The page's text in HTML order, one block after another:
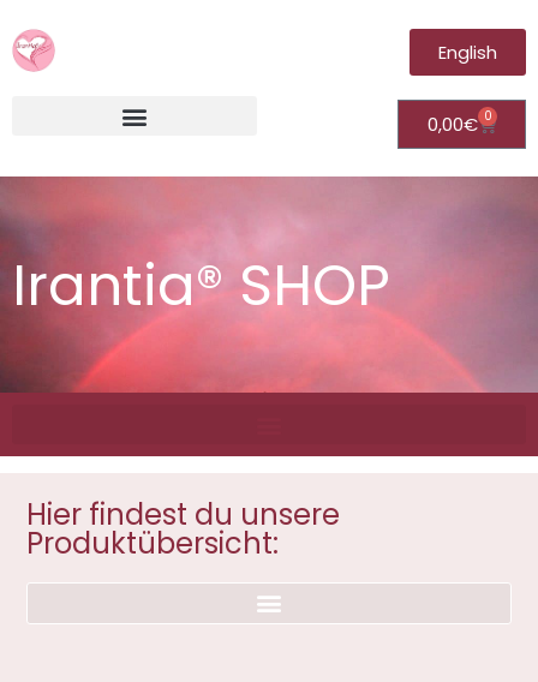
English
0,00€ 0
Irantia® SHOP
Hier findest du unsere
Produktübersicht: